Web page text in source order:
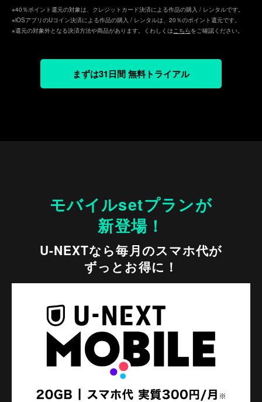
※40％ポイント還元の対象は、クレジットカード決済による作品の購入 / レンタルです。
※iOSアプリのUコイン決済による作品の購入 / レンタルは、20％のポイント還元です。
※還元の対象外となる決済方法や商品があります。くわしくはこちらをご確認ください。
まずは31日間 無料トライアル
モバイルsetプランが
新登場！
U-NEXTなら毎月のスマホ代が
ずっとお得に！